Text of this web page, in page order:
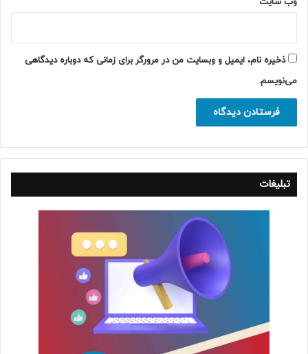
ذخیره نام، ایمیل و وبسایت من در مرورگر برای زمانی که دوباره دیدگاهی
می‌نویسم.
تبلیغات